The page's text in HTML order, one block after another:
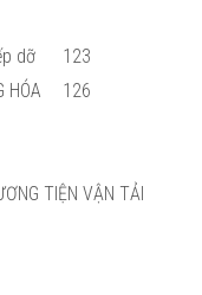
dỡ
123
HÓA
126
TIỆN VẬN TẢI